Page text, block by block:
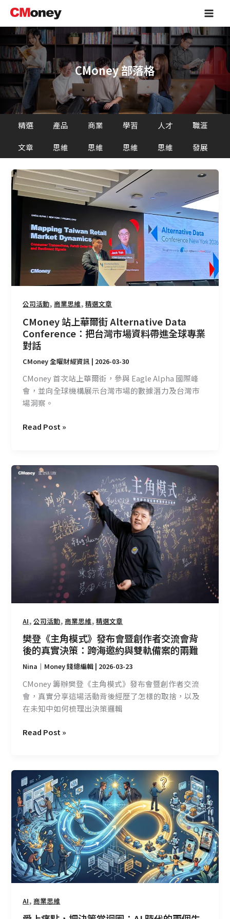
主
容
Main
CMoney 部落格
精選
文章
產品
思維
商業
思維
學習
思維
人才
思維
職涯
發展
公司活動,商業思維,精選文章
CMoney 站上華爾街 Alternative Data
Conference：把台灣市場資料帶進全球專業
對話
CMoney 全曜財經資訊 | 2026-03-30
CMoney 首次站上華爾街，參與 Eagle Alpha 國際峰
會，並向全球機構展示台灣市場的數據潛力及台灣市
場洞察。
CMoney
站
上
爾
街
Alternative
Conference：
把
灣
市
場
資
料
進
全
球
Read Post »
AI,公司活動,商業思維,精選文章
樊登《主角模式》發布會暨創作者交流會背
後的真實決策：跨海邀約與雙軌備案的兩難
Nina｜Money 錢總編輯 | 2026-03-23
CMoney 籌辦樊登《主角模式》發布會暨創作者交流
會，真實分享這場活動背後經歷了怎樣的取捨，以及
在未知中如何梳理出決策邏輯
樊
登
作
者
流
會
背
後
的
真
決
邀
約
與
雙
軌
備
案
的
兩
Read Post »
AI,商業思維
愛
上
痛
點，
把
決
策
當
迴
圈：
AI